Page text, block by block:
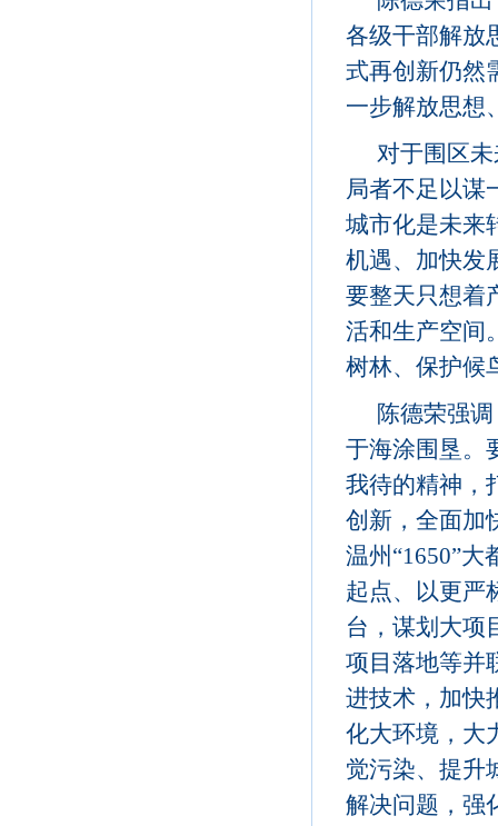
各级干部解放
式再创新仍然
一步解放思想
对于围区
局者不足以谋
城市化是未来
机遇、加快发
要整天只想着
活和生产空间
树林、保护候
陈德荣强
于海涂围垦。
我待的精神，
创新，全面加
温州“1650”
起点、以更严
台，谋划大项
项目落地等并
进技术，加快
化大环境，大
觉污染、提升
解决问题，强